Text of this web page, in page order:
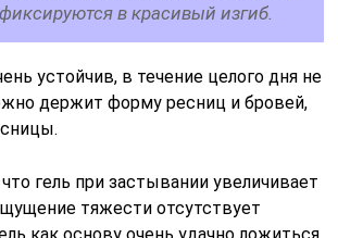
в красивый изгиб.
устойчив, в течение целого дня не
держит форму ресниц и бровей,
гель при застывании увеличивает
тяжести отсутствует